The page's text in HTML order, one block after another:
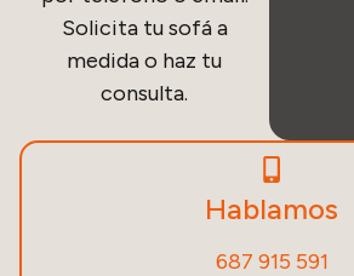
Solicita tu sofá a
medida o haz tu
consulta.
Hablamos
687 915 591